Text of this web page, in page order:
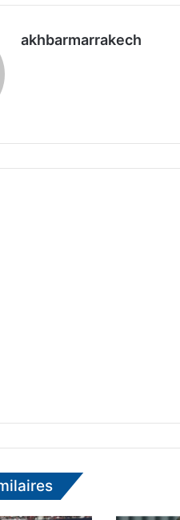
akhbarmarrakech